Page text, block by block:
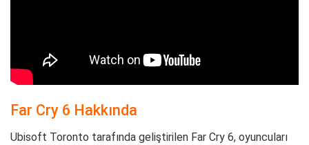
Far Cry 6 Hakkında
Ubisoft Toronto tarafında geliştirilen Far Cry 6, oyuncuları